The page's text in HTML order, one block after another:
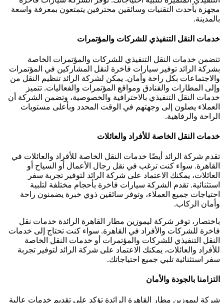
مجهزة بأحدث التقنيات وسائقين محترفين يتمتعون بمعرفة واسعة
بالمدينة.
خدمات النقل التنفيذي للشركات والمؤتمرات
تتضمن خدمات النقل التنفيذي للشركات والمؤتمرات الخاصة
بشركة الرائد توفير سيارات فاخرة لنقل المشاركين في المؤتمرات
والاجتماعات بكل راحة وأمان. يمكن لشركة الرائد تنظيم النقل من
وإلى المطارات والفنادق ومواقع المؤتمرات والفعاليات. تتميز
خدمات النقل التنفيذي بالاحترافية والخصوصية، وتضمن الشركة أن
العملاء يصلون إلى وجهتهم في الوقت المحدد وبأعلى مستويات
الراحة والرفاهية.
خدمات النقل الخاصة للأفراد والعائلات
تقدم شركة الرائد أيضًا خدمات النقل الخاصة للأفراد والعائلات في
القاهرة. سواء كنت ترغب في نقل رجال الأعمال أو السياح أو
العائلات، يمكنك الاعتماد على شركة الرائد لتوفير تجربة سفر
استثنائية. تقدم الشركة سيارات فاخرة بأحجام مختلفة لتلبية
احتياجات جميع العملاء، وتوفر سائقين ذوي خبرة يضمنون راحة
وأمان الركاب.
باختصار، توفر شركة ليموزين مطار القاهرة الرائدة خدمات نقل
فاخرة للشركات والأفراد في القاهرة. سواء كنت تحتاج إلى خدمات
النقل التنفيذي للشركات والمؤتمرات أو خدمات النقل الخاصة
للأفراد والعائلات، يمكنك الاعتماد على شركة الرائد لتوفير تجربة
سفر استثنائية تلبي جميع احتياجاتك.
التزامنا بالجودة والأمان
شركة ليموزين مطار القاهرة الرائدة تؤكد على تقديم خدمات عالية